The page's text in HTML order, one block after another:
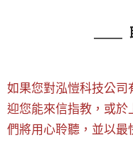
如果您對泓愷科技公
迎您能來信指教，或於
們將用心聆聽，並以最